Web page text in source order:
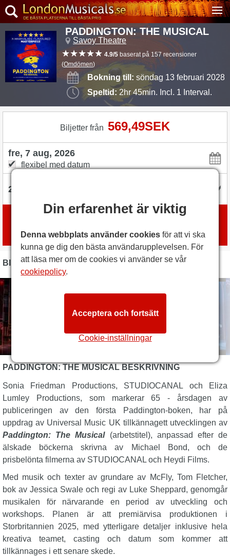
PADDINGTON: THE MUSICAL
Savoy Theatre
4.9/5 baserat på 157 recensioner
(Omdömen)
Bokning till: söndag 13 februari 2028
Speltid: 2hr 45min. Incl. 1 Interval.
Biljetter från 569,49SEK
flexibel med datum
medLondon Box Office
BILDER
PADDINGTON: THE MUSICAL BESKRIVNING
Sonia Friedman Productions, STUDIOCANAL och Eliza
Lumley Productions, som markerar 65- årsdagen av
publiceringen av den första Paddington-boken, har på
uppdrag av Universal Music UK tillkännagett utvecklingen av
Paddington: The Musical(arbetstitel), anpassad efter de
älskade böckerna skrivna av Michael Bond, och de
prisbelönta filmerna av STUDIOCANAL och Heydi Films.
Med musik och texter av grundare av McFly, Tom Fletcher,
bok av Jessica Swale och regi av Luke Sheppard, genomgår
musikalen för närvarande en period av utveckling och
workshops. Planen är att premiärvisa produktionen i
Storbritannien 2025, med ytterligare detaljer inklusive hela
kreativa teamet, casting och datum som kommer att
tillkännages i ett senare skede.
Din erfarenhet är viktig
Denna webbplats använder cookies för att vi ska
kunna ge dig den bästa användarupplevelsen. För
att läsa mer om de cookies vi använder se vår
cookiepolicy.
Cookie-inställningar
Acceptera och fortsätt